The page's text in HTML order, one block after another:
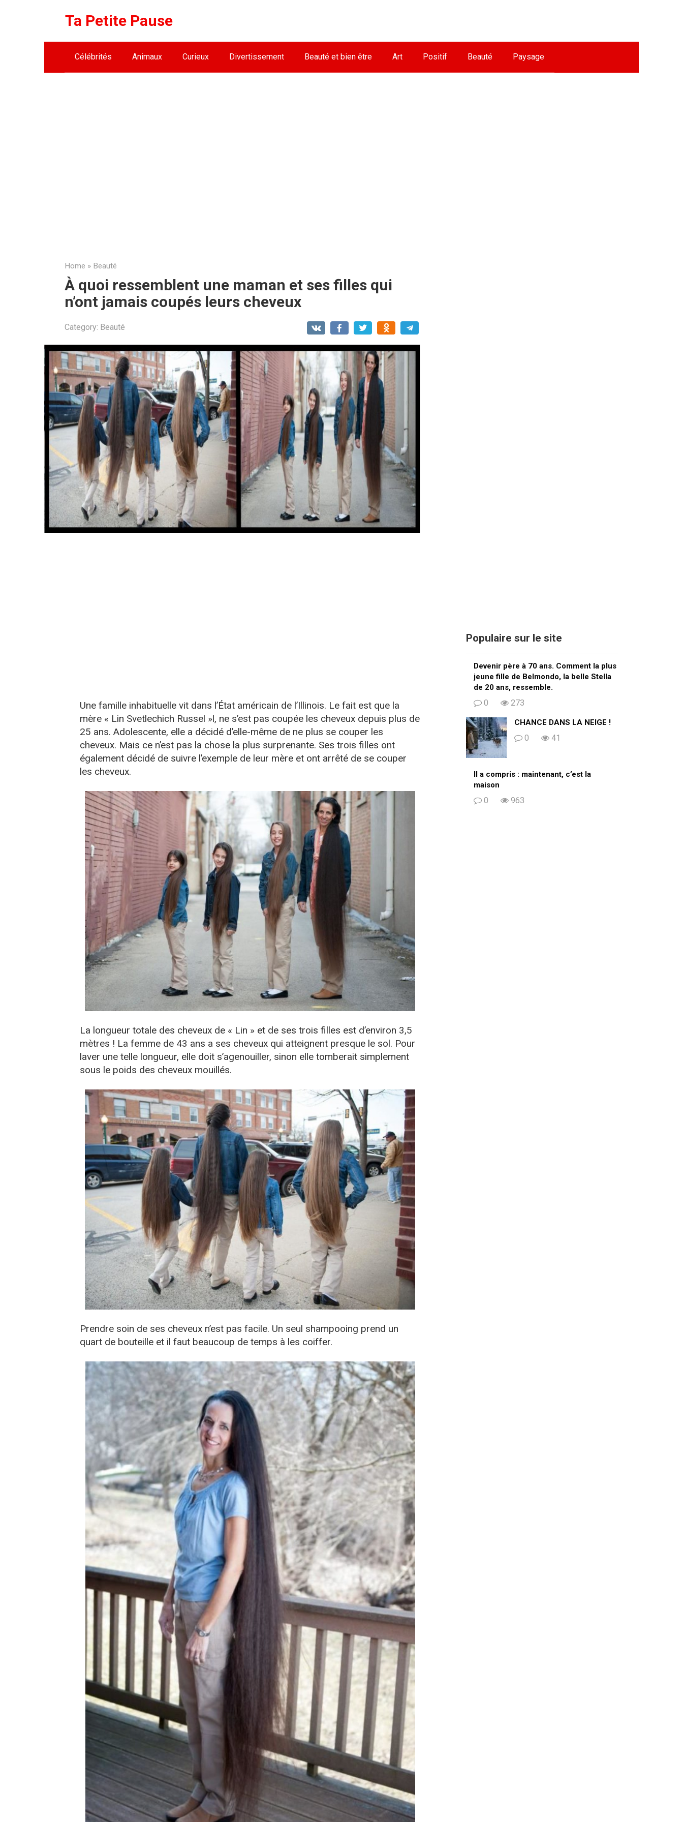
Ta Petite Pause
Célébrités Animaux Curieux Divertissement Beauté et bien être Art Positif Beauté Paysage
Home » Beauté
À quoi ressemblent une maman et ses filles qui
n’ont jamais coupés leurs cheveux
Category: Beauté
Une famille inhabituelle vit dans l’État américain de l’Illinois. Le fait est que la
mère « Lin Svetlechich Russel »l, ne s’est pas coupée les cheveux depuis plus de
25 ans. Adolescente, elle a décidé d’elle-même de ne plus se couper les
cheveux. Mais ce n’est pas la chose la plus surprenante. Ses trois filles ont
également décidé de suivre l’exemple de leur mère et ont arrêté de se couper
les cheveux.
La longueur totale des cheveux de « Lin » et de ses trois filles est d’environ 3,5
mètres ! La femme de 43 ans a ses cheveux qui atteignent presque le sol. Pour
laver une telle longueur, elle doit s’agenouiller, sinon elle tomberait simplement
sous le poids des cheveux mouillés.
Prendre soin de ses cheveux n’est pas facile. Un seul shampooing prend un
quart de bouteille et il faut beaucoup de temps à les coiffer.
Populaire sur le site
Devenir père à 70 ans. Comment la plus
jeune fille de Belmondo, la belle Stella
de 20 ans, ressemble.
0 273
CHANCE DANS LA NEIGE !
0 41
Il a compris : maintenant, c’est la
maison
0 963